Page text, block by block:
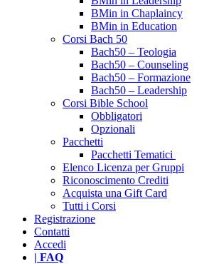
BMin in Chaplaincy
BMin in Education
Corsi Bach 50
Bach50 – Teologia
Bach50 – Counseling
Bach50 – Formazione
Bach50 – Leadership
Corsi Bible School
Obbligatori
Opzionali
Pacchetti
Pacchetti Tematici
Elenco Licenza per Gruppi
Riconoscimento Crediti
Acquista una Gift Card
Tutti i Corsi
Registrazione
Contatti
Accedi
| FAQ